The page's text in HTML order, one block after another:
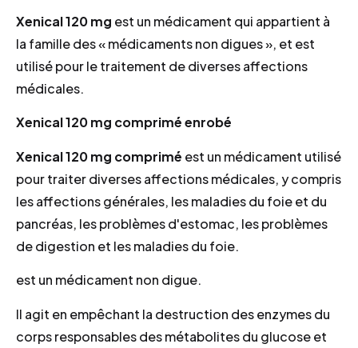
Xenical 120 mg est un médicament qui appartient à
la famille des « médicaments non digues », et est
utilisé pour le traitement de diverses affections
médicales.
Xenical 120 mg comprimé enrobé
Xenical 120 mg comprimé est un médicament utilisé
pour traiter diverses affections médicales, y compris
les affections générales, les maladies du foie et du
pancréas, les problèmes d'estomac, les problèmes
de digestion et les maladies du foie.
est un médicament non digue.
Il agit en empêchant la destruction des enzymes du
corps responsables des métabolites du glucose et